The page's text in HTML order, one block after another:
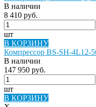
В наличии
8 410 руб.
шт
В КОРЗИНУ
Компрессор BS-SH-4L12-
В наличии
147 950 руб.
шт
В КОРЗИНУ